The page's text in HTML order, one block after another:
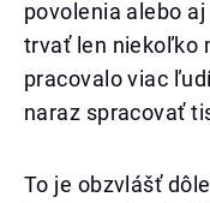
povolenia alebo
trvať len niekoľko
pracovalo viac
naraz spracovať
To je obzvlášť